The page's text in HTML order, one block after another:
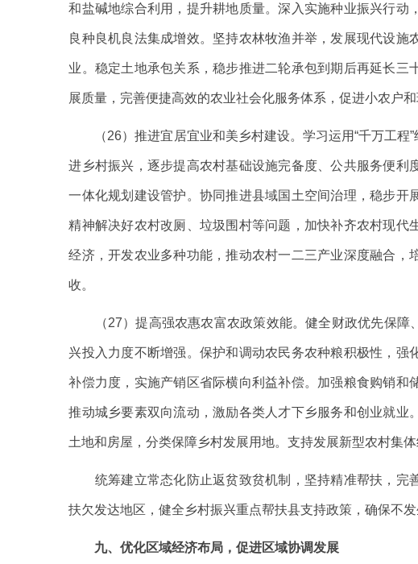
和盐碱地综合利用，提升耕地质量。深入实施种业振兴行
良种良机良法集成增效。坚持农林牧渔并举，发展现代设
业。稳定土地承包关系，稳步推进二轮承包到期后再延长
展质量，完善便捷高效的农业社会化服务体系，促进小农户和
（26）推进宜居宜业和美乡村建设。学习运用“千万工程”
进乡村振兴，逐步提高农村基础设施完备度、公共服务便
一体化规划建设管护。协同推进县域国土空间治理，稳步
精神解决好农村改厕、垃圾围村等问题，加快补齐农村现
经济，开发农业多种功能，推动农村一二三产业深度融合
收。
（27）提高强农惠农富农政策效能。健全财政优先保障
兴投入力度不断增强。保护和调动农民务农种粮积极性，
补偿力度，实施产销区省际横向利益补偿。加强粮食购销和
推动城乡要素双向流动，激励各类人才下乡服务和创业就
土地和房屋，分类保障乡村发展用地。支持发展新型农村集体
统筹建立常态化防止返贫致贫机制，坚持精准帮扶，完
扶欠发达地区，健全乡村振兴重点帮扶县支持政策，确保不发
九、优化区域经济布局，促进区域协调发展